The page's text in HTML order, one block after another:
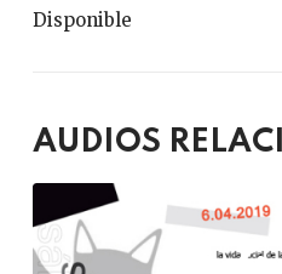
Disponible
AUDIOS